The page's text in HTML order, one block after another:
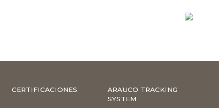
CERTIFICACIONES
ARAUCO TRACKING
SYSTEM